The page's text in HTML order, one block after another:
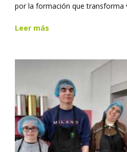
por la formación que transforma
Leer más